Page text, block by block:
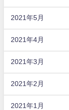
2021年5月
2021年4月
2021年3月
2021年2月
2021年1月